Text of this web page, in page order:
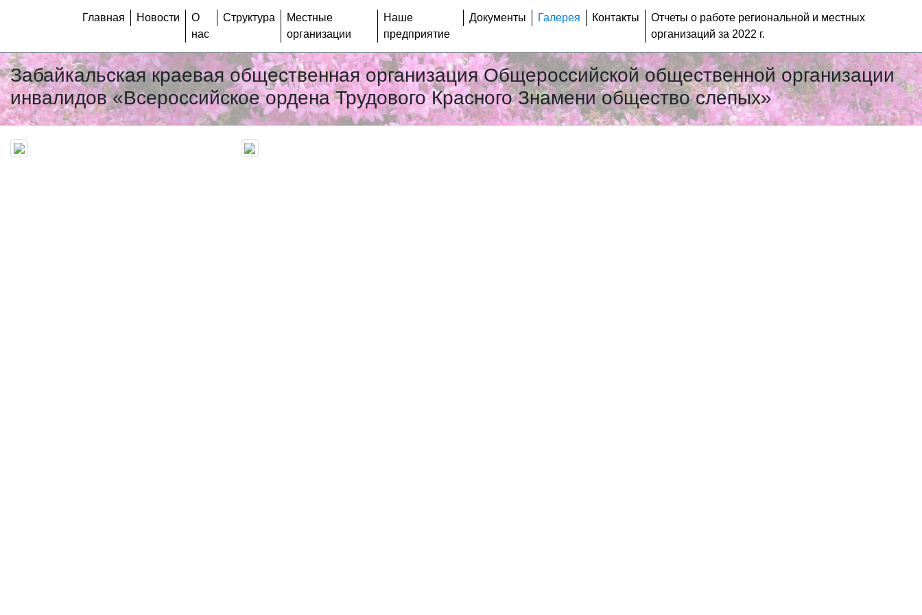
Главная Новости
О
нас
Структура
Местные
организации
Наше
предприятие
Документы Галерея Контакты
Отчеты о работе региональной и местных
организаций за 2022 г.
Забайкальская краевая общественная организация Общероссийской общественной организации
инвалидов «Всероссийское ордена Трудового Красного Знамени общество слепых»